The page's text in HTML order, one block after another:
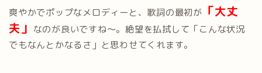
爽やかでポップなメロディーと、歌詞の最初が 「大丈
夫」 なのが良いですね～。絶望を払拭して「こんな状況
でもなんとかなるさ」と思わせてくれます。